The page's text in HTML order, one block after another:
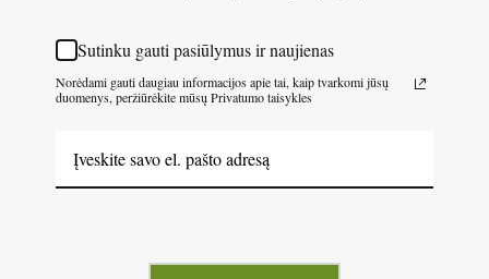
Sutinku gauti pasiūlymus ir naujienas
Norėdami gauti daugiau informacijos apie tai, kaip tvarkomi jūsų
duomenys, peržiūrėkite mūsų Privatumo taisykles